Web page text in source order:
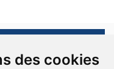
des cookies